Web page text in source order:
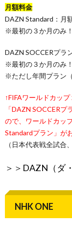
月額料金
DAZN Standard：月
※最初の３か月のみ
DAZN SOCCERプラ
※最初の３か月のみ
※ただし年間プラン
↑FIFAワールドカッ
「DAZN SOCCER
ので、ワールドカッ
Standardプラン」が
（日本代表戦全試合
＞＞ DAZN（ダ
NHK ONE